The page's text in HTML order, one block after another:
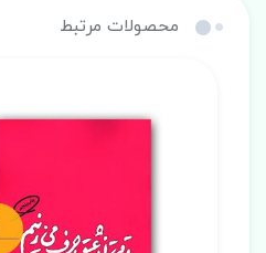
محصولات مرتبط